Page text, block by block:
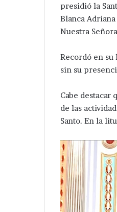
presidió la
Blanca
Nuestra
Recordó en su
sin su
Cabe destacar
de las
Santo. En la